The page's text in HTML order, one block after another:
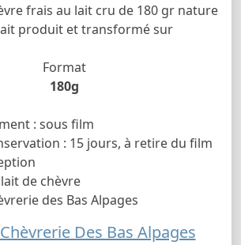
frais au lait cru de 180 gr nature
produit et transformé sur
Format
180g
: sous film
: 15 jours, à retire du film
de chèvre
des Bas Alpages
Chèvrerie Des Bas Alpages